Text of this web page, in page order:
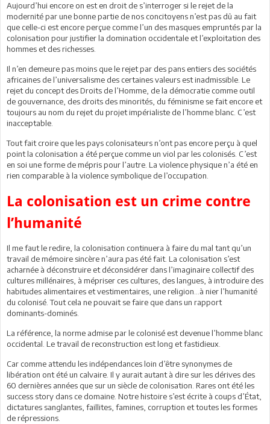
Aujourd’hui encore on est en droit de s’interroger si le rejet de la
modernité par une bonne partie de nos concitoyens n’est pas dû au fait
que celle-ci est encore perçue comme l’un des masques empruntés par la
colonisation pour justifier la domination occidentale et l’exploitation des
hommes et des richesses.
Il n’en demeure pas moins que le rejet par des pans entiers des sociétés
africaines de l’universalisme des certaines valeurs est inadmissible. Le
rejet du concept des Droits de l’Homme, de la démocratie comme outil
de gouvernance, des droits des minorités, du féminisme se fait encore et
toujours au nom du rejet du projet impérialiste de l’homme blanc. C’est
inacceptable.
Tout fait croire que les pays colonisateurs n’ont pas encore perçu à quel
point la colonisation a été perçue comme un viol par les colonisés. C’est
en soi une forme de mépris pour l’autre. La violence physique n’a été en
rien comparable à la violence symbolique de l’occupation.
La colonisation est un crime contre
l’humanité
Il me faut le redire, la colonisation continuera à faire du mal tant qu’un
travail de mémoire sincère n’aura pas été fait. La colonisation s’est
acharnée à déconstruire et déconsidérer dans l’imaginaire collectif des
cultures millénaires, à mépriser ces cultures, des langues, à introduire des
habitudes alimentaires et vestimentaires, une religion…à nier l’humanité
du colonisé. Tout cela ne pouvait se faire que dans un rapport
dominants-dominés.
La référence, la norme admise par le colonisé est devenue l’homme blanc
occidental. Le travail de reconstruction est long et fastidieux.
Car comme attendu les indépendances loin d’être synonymes de
libération ont été un calvaire. Il y aurait autant à dire sur les dérives des
60 dernières années que sur un siècle de colonisation. Rares ont été les
success story dans ce domaine. Notre histoire s’est écrite à coups d’État,
dictatures sanglantes, faillites, famines, corruption et toutes les formes
de répressions.